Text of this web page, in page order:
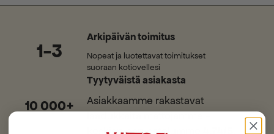
1-3
Arkipäivän toimitus
Nopeat ja luotettavat toimitukset
suoraan kotiovellesi
10 000+
Tyytyväistä asiakasta
Asiakkaamme rakastavat
laadukkaita mattojamme -
keskiarvoarvostelumme